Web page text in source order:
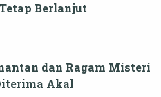
Berlanjut
dan Ragam Misteri
Akal